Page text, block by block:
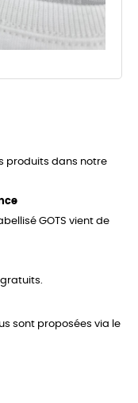
produits dans notre
GOTS vient de
sont proposées via le